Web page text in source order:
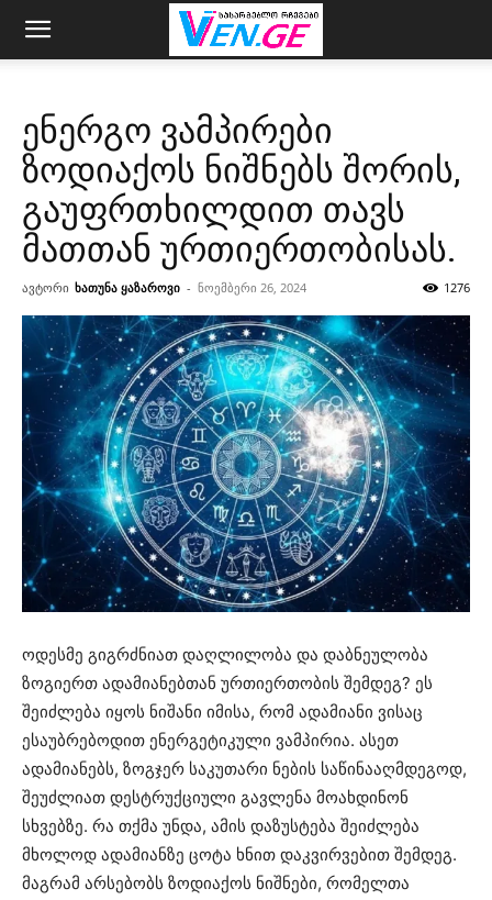
ენერგო ვამპირები
ზოდიაქოს ნიშნებს შორის,
გაუფრთხილდით თავს
მათთან ურთიერთობისას.
ავტორი ხათუნა ყაზაროვი - ნოემბერი 26, 2024 1276
ოდესმე გიგრძნიათ დაღლილობა და დაბნეულობა
ზოგიერთ ადამიანებთან ურთიერთობის შემდეგ? ეს
შეიძლება იყოს ნიშანი იმისა, რომ ადამიანი ვისაც
ესაუბრებოდით ენერგეტიკული ვამპირია. ასეთ
ადამიანებს, ზოგჯერ საკუთარი ნების საწინააღმდეგოდ,
შეუძლიათ დესტრუქციული გავლენა მოახდინონ
სხვებზე. რა თქმა უნდა, ამის დაზუსტება შეიძლება
მხოლოდ ადამიანზე ცოტა ხნით დაკვირვებით შემდეგ.
მაგრამ არსებობს ზოდიაქოს ნიშნები, რომელთა